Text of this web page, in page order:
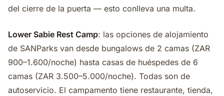
del cierre de la puerta — esto conlleva una multa.
Lower Sabie Rest Camp: las opciones de alojamiento
de SANParks van desde bungalows de 2 camas (ZAR
900–1.600/noche) hasta casas de huéspedes de 6
camas (ZAR 3.500–5.000/noche). Todas son de
autoservicio. El campamento tiene restaurante, tienda,